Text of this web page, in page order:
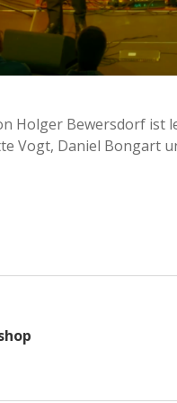
Holger Bewersdorf ist
Vogt, Daniel Bongart